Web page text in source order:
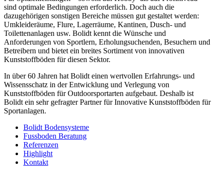
sind optimale Bedingungen erforderlich. Doch auch die
dazugehörigen sonstigen Bereiche müssen gut gestaltet werden:
Umkleideräume, Flure, Lagerräume, Kantinen, Dusch- und
Toilettenanlagen usw. Bolidt kennt die Wünsche und
Anforderungen von Sportlern, Erholungsuchenden, Besuchern und
Betreibern und bietet ein breites Sortiment von innovativen
Kunststoffböden für diesen Sektor.
In über 60 Jahren hat Bolidt einen wertvollen Erfahrungs- und
Wissensschatz in der Entwicklung und Verlegung von
Kunststoffböden für Outdoorsportarten aufgebaut. Deshalb ist
Bolidt ein sehr gefragter Partner für Innovative Kunststoffböden für
Sportanlagen.
Bolidt Bodensysteme
Fussboden Beratung
Referenzen
Highlight
Kontakt